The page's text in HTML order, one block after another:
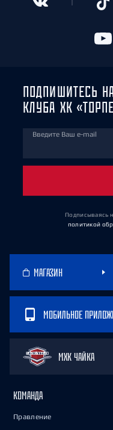
ПОДПИШИТЕСЬ
КЛУБА ХК
Введите Ваш e-mail
Подписываясь
политикой
МАГАЗИН
МОБИЛЬНОЕ
МХК ЧАЙКА
КОМАНДА
Правление